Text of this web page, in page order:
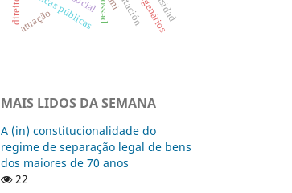
atuação
MAIS LIDOS DA SEMANA
A (in) constitucionalidade do
regime de separação legal de bens
dos maiores de 70 anos
22